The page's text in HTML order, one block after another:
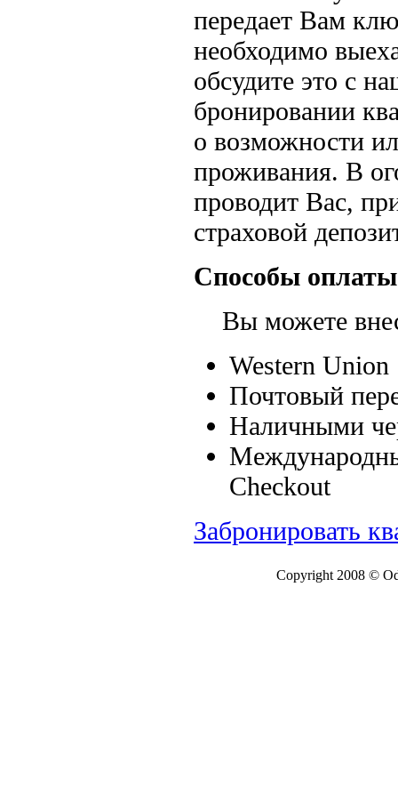
передает Вам
необходимо
обсудите это с
бронировании
о возможности
проживания. В
проводит Вас,
страховой
Способы оплаты
Вы можете
Western Union
Почтовый
Наличными
Checkout
Забронировать
Copyright 2008 ©